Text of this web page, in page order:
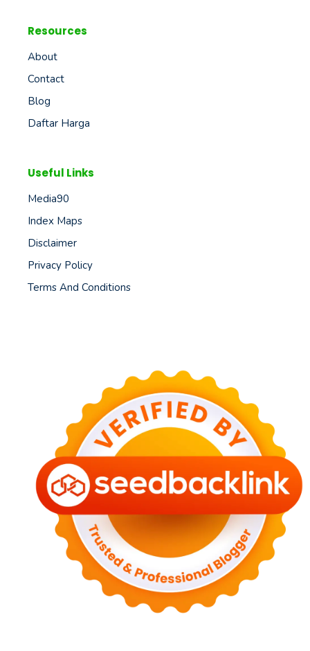
Resources
About
Contact
Blog
Daftar Harga
Useful Links
Media90
Index Maps
Disclaimer
Privacy Policy
Terms And Conditions